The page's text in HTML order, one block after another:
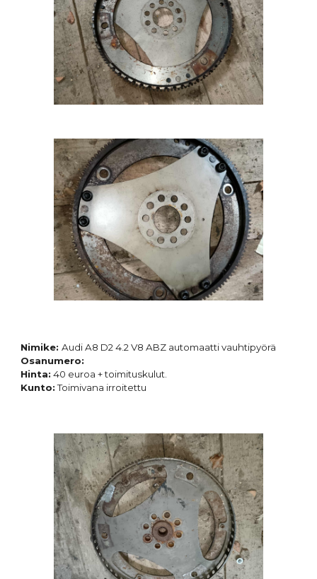
Nimike:Audi A8 D2 4.2 V8 ABZ automaatti vauhtipyörä
Osanumero:
Hinta: 40 euroa + toimituskulut.
Kunto:Toimivana irroitettu